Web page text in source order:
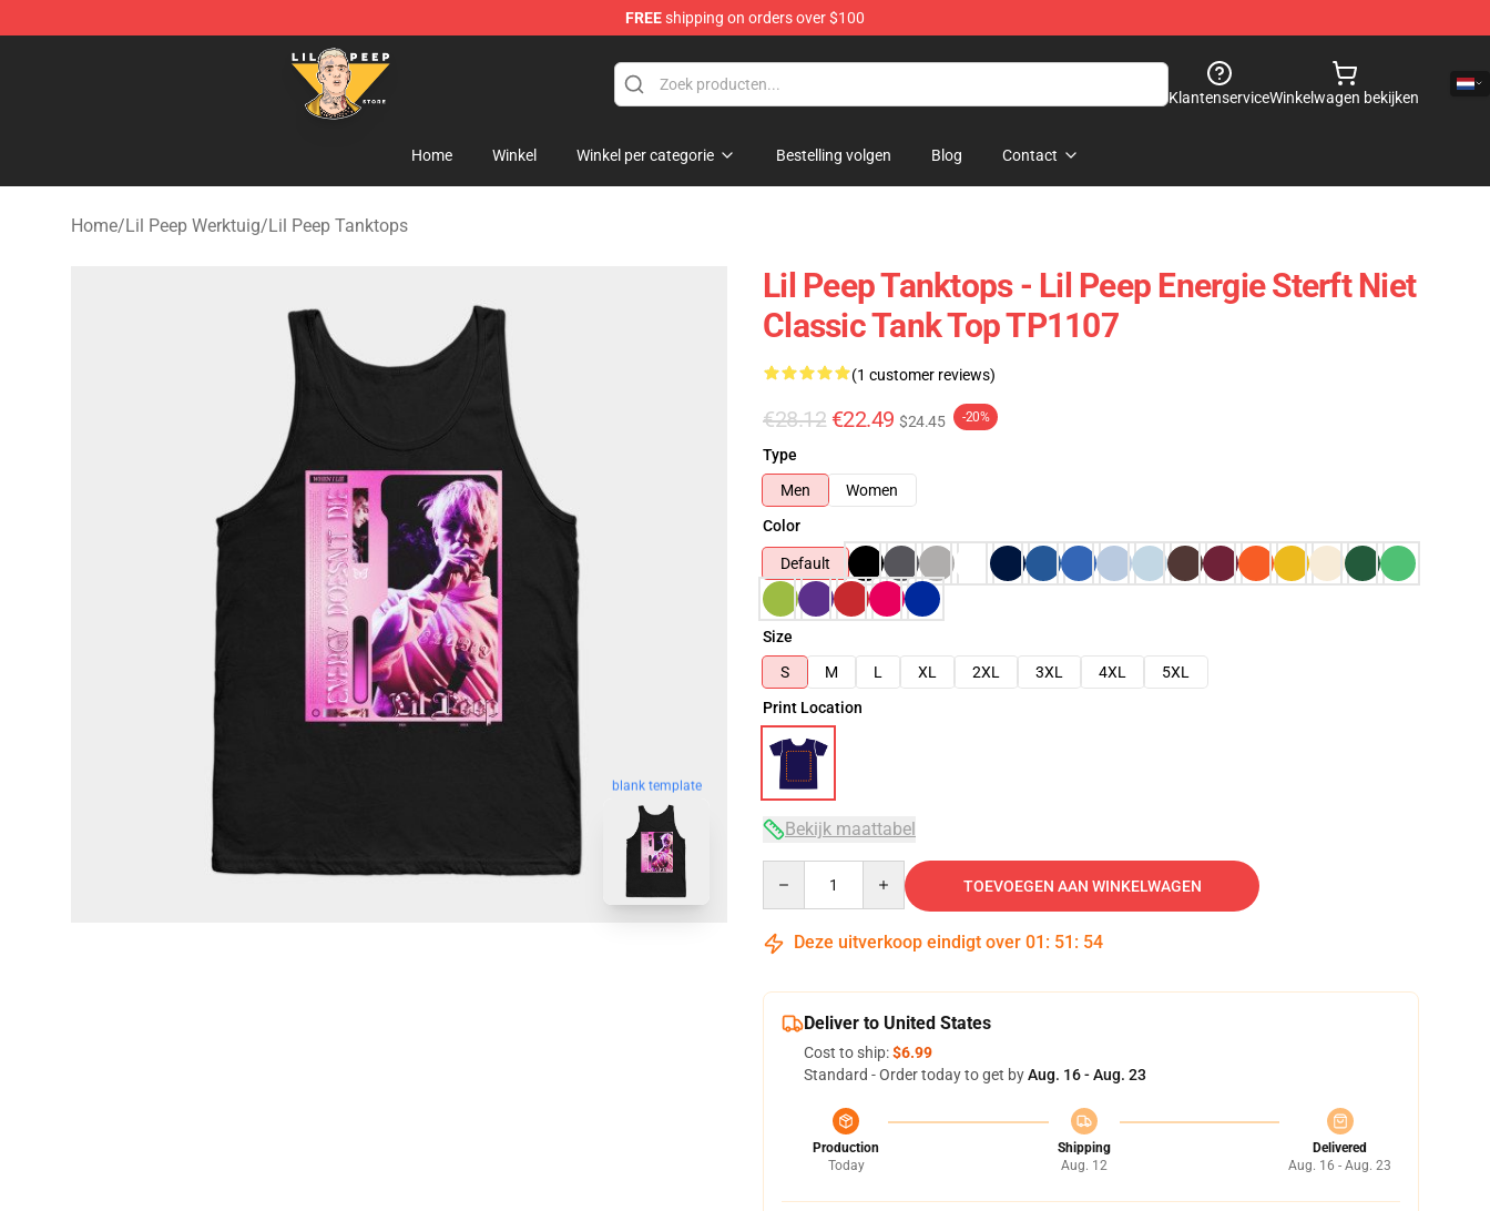
FREEshipping on orders over $100
Lil Peep Store - Official Lil Peep Merchandise Shop
KlantenserviceWinkelwagen bekijken
Home Winkel Winkel per categorie Bestelling volgen Blog Contact
Home/Lil Peep Werktuig/Lil Peep Tanktops
blank template
Lil Peep Tanktops - Lil Peep Energie Sterft Niet
Classic Tank Top TP1107
(1 customer reviews)
€28.12 €22.49 $24.45 -20%
Type
Men
Women
Color
Default
Size
S
M L XL 2XL 3XL 4XL
5XL
Print Location
Bekijk maattabel
TOEVOEGEN AAN WINKELWAGEN
Deze uitverkoop eindigt over 01 : 51 : 54
Deliver to United States
Cost to ship:$6.99
Standard - Order today to get byAug. 16 - Aug. 23
Production
Today
Shipping
Aug. 12
Delivered
Aug. 16 - Aug. 23